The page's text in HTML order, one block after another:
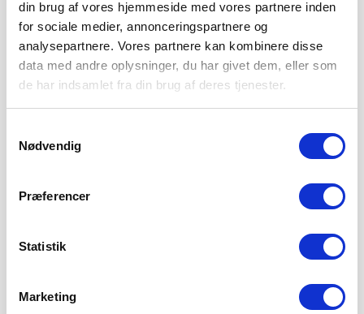
din brug af vores hjemmeside med vores partnere inden
for sociale medier, annonceringspartnere og
analysepartnere. Vores partnere kan kombinere disse
data med andre oplysninger, du har givet dem, eller som
de har indsamlet fra din brug af deres tjenester.
Nødvendig
Præferencer
Statistik
Marketing
SØNDERJYSKE FODBOLD SÆLGER
MAGNUS JENSEN TIL FCM
Magnus Jensen til FC Midtjylland. Magnus Jensen har